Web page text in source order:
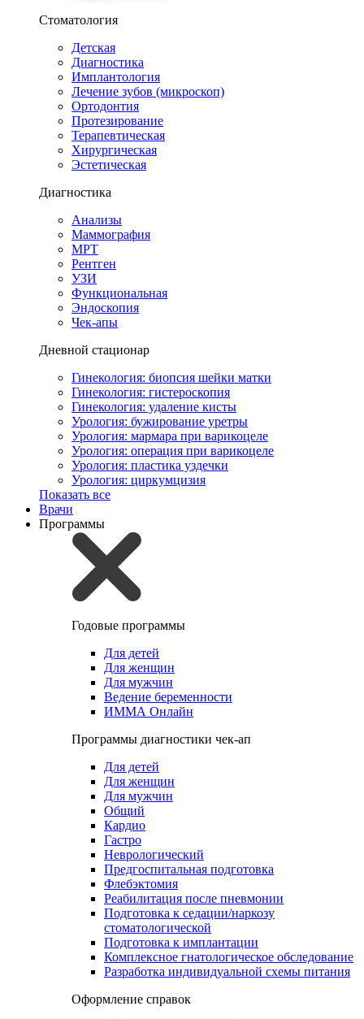
Стоматология
Детская
Диагностика
Имплантология
Лечение зубов (микроскоп)
Ортодонтия
Протезирование
Терапевтическая
Хирургическая
Эстетическая
Диагностика
Анализы
Маммография
МРТ
Рентген
УЗИ
Функциональная
Эндоскопия
Чек-апы
Дневной стационар
Гинекология: биопсия шейки матки
Гинекология: гистероскопия
Гинекология: удаление кисты
Урология: бужирование уретры
Урология: мармара при варикоцеле
Урология: операция при варикоцеле
Урология: пластика уздечки
Урология: циркумцизия
Показать все
Врачи
Программы
Годовые программы
Для детей
Для женщин
Для мужчин
Ведение беременности
ИММА Онлайн
Программы диагностики чек-ап
Для детей
Для женщин
Для мужчин
Общий
Кардио
Гастро
Неврологический
Предгоспитальная подготовка
Флебэктомия
Реабилитация после пневмонии
Подготовка к седации/наркозу
стоматологической
Подготовка к имплантации
Комплексное гнатологическое обследование
Разработка индивидуальной схемы питания
Оформление справок